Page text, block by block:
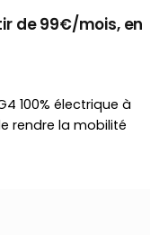
de 99€/mois, en
100% électrique à
rendre la mobilité